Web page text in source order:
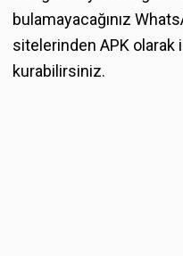
bulamayacağınız
sitelerinden APK olarak
kurabilirsiniz.